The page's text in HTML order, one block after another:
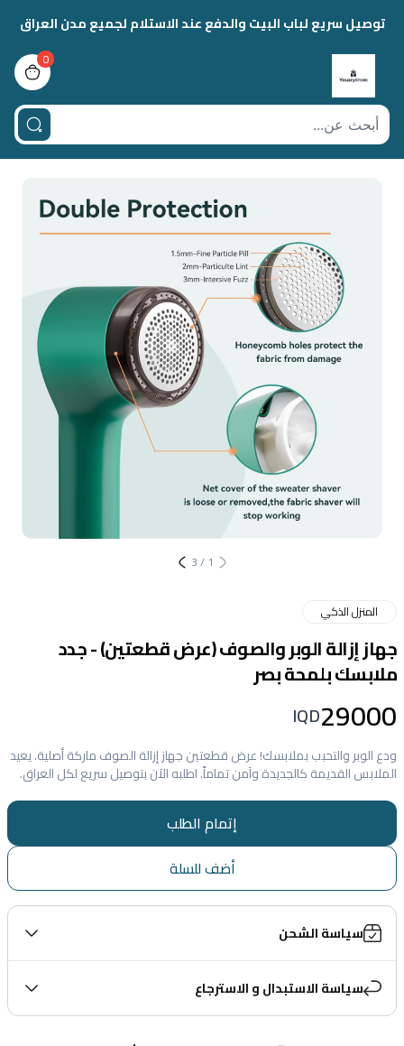
توصيل سريع لباب البيت والدفع عند الاستلام لجميع مدن العراق
0
bag
1
/
3
المنزل الذكي
جهاز إزالة الوبر والصوف (عرض قطعتين) - جدد
ملابسك بلمحة بصر
29000
IQD
ودع الوبر والتحبب بملابسك! عرض قطعتين جهاز إزالة الصوف ماركة أصلية. يعيد
الملابس القديمة كالجديدة وآمن تماماً. اطلبه الآن بتوصيل سريع لكل العراق.
إتمام الطلب
أضف للسلة
سياسة الشحن
سياسة الاستبدال و الاسترجاع